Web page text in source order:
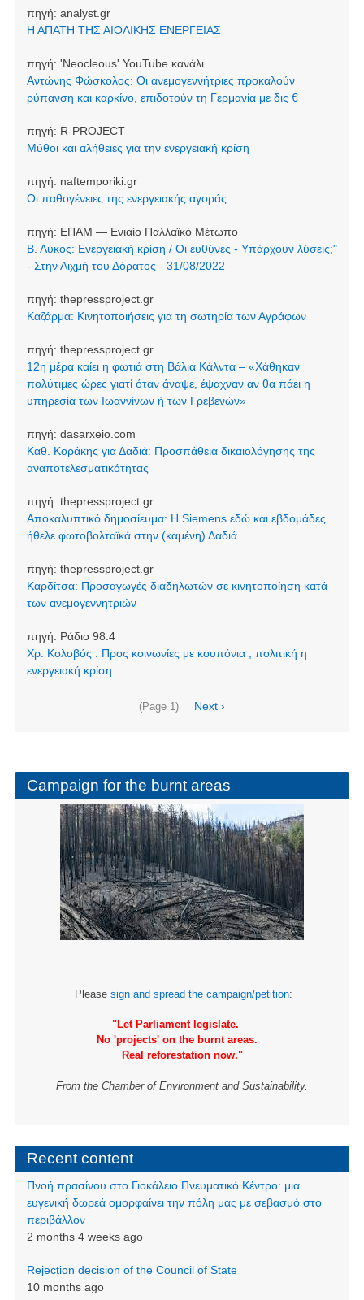
πηγή: analyst.gr
Η ΑΠΑΤΗ ΤΗΣ ΑΙΟΛΙΚΗΣ ΕΝΕΡΓΕΙΑΣ
πηγή: 'Neocleοus' YouTube κανάλι
Αντώνης Φώσκολος: Οι ανεμογεννήτριες προκαλούν
ρύπανση και καρκίνο, επιδοτούν τη Γερμανία με δις €
πηγή: R-PROJECT
Μύθοι και αλήθειες για την ενεργειακή κρίση
πηγή: naftemporiki.gr
Οι παθογένειες της ενεργειακής αγοράς
πηγή: ΕΠΑΜ — Ενιαίο Παλλαϊκό Μέτωπο
Β. Λύκος: Ενεργειακή κρίση / Οι ευθύνες - Υπάρχουν λύσεις;"
- Στην Αιχμή του Δόρατος - 31/08/2022
πηγή: thepressproject.gr
Καζάρμα: Κινητοποιήσεις για τη σωτηρία των Αγράφων
πηγή: thepressproject.gr
12η μέρα καίει η φωτιά στη Βάλια Κάλντα – «Χάθηκαν
πολύτιμες ώρες γιατί όταν άναψε, έψαχναν αν θα πάει η
υπηρεσία των Ιωαννίνων ή των Γρεβενών»
πηγή: dasarxeio.com
Καθ. Κοράκης για Δαδιά: Προσπάθεια δικαιολόγησης της
αναποτελεσματικότητας
πηγή: thepressproject.gr
Αποκαλυπτικό δημοσίευμα: Η Siemens εδώ και εβδομάδες
ήθελε φωτοβολταϊκά στην (καμένη) Δαδιά
πηγή: thepressproject.gr
Καρδίτσα: Προσαγωγές διαδηλωτών σε κινητοποίηση κατά
των ανεμογεννητριών
πηγή: Ράδιο 98.4
Χρ. Κολοβός : Προς κοινωνίες με κουπόνια , πολιτική η
ενεργειακή κρίση
(Page 1)
Next
Next ›
Campaign for the burnt areas
Please sign and spread the campaign/petition:
"Let Parliament legislate.
No 'projects' on the burnt areas.
Real reforestation now."
From the Chamber of Environment and Sustainability.
Recent content
Πνοή πρασίνου στο Γιοκάλειο Πνευματικό Κέντρο: μια
ευγενική δωρεά ομορφαίνει την πόλη μας με σεβασμό στο
περιβάλλον
2 months 4 weeks ago
Rejection decision of the Council of State
10 months ago